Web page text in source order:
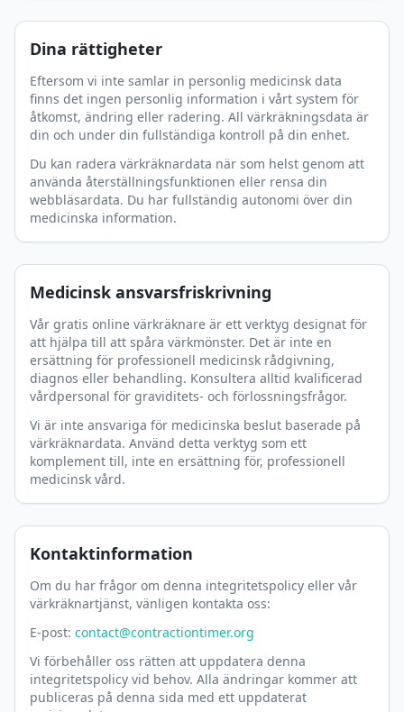
Dina rättigheter
Eftersom vi inte samlar in personlig medicinsk data
finns det ingen personlig information i vårt system för
åtkomst, ändring eller radering. All värkräkningsdata är
din och under din fullständiga kontroll på din enhet.
Du kan radera värkräknardata när som helst genom att
använda återställningsfunktionen eller rensa din
webbläsardata. Du har fullständig autonomi över din
medicinska information.
Medicinsk ansvarsfriskrivning
Vår gratis online värkräknare är ett verktyg designat för
att hjälpa till att spåra värkmönster. Det är inte en
ersättning för professionell medicinsk rådgivning,
diagnos eller behandling. Konsultera alltid kvalificerad
vårdpersonal för graviditets- och förlossningsfrågor.
Vi är inte ansvariga för medicinska beslut baserade på
värkräknardata. Använd detta verktyg som ett
komplement till, inte en ersättning för, professionell
medicinsk vård.
Kontaktinformation
Om du har frågor om denna integritetspolicy eller vår
värkräknartjänst, vänligen kontakta oss:
E-post: contact@contractiontimer.org
Vi förbehåller oss rätten att uppdatera denna
integritetspolicy vid behov. Alla ändringar kommer att
publiceras på denna sida med ett uppdaterat